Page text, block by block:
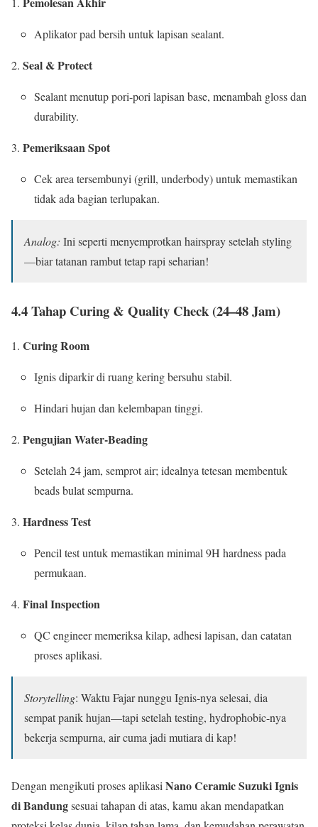
Aplikator pad bersih untuk lapisan sealant.
Seal & Protect
Sealant menutup pori-pori lapisan base, menambah gloss dan
durability.
Pemeriksaan Spot
Cek area tersembunyi (grill, underbody) untuk memastikan
tidak ada bagian terlupakan.
Analog: Ini seperti menyemprotkan hairspray setelah styling
—biar tatanan rambut tetap rapi seharian!
4.4 Tahap Curing & Quality Check (24–48 Jam)
Curing Room
Ignis diparkir di ruang kering bersuhu stabil.
Hindari hujan dan kelembapan tinggi.
Pengujian Water-Beading
Setelah 24 jam, semprot air; idealnya tetesan membentuk
beads bulat sempurna.
Hardness Test
Pencil test untuk memastikan minimal 9H hardness pada
permukaan.
Final Inspection
QC engineer memeriksa kilap, adhesi lapisan, dan catatan
proses aplikasi.
Storytelling: Waktu Fajar nunggu Ignis-nya selesai, dia
sempat panik hujan—tapi setelah testing, hydrophobic-nya
bekerja sempurna, air cuma jadi mutiara di kap!
Dengan mengikuti proses aplikasi Nano Ceramic Suzuki Ignis
di Bandungsesuai tahapan di atas, kamu akan mendapatkan